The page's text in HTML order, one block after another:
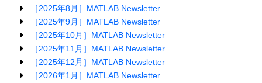
［2025年8月］MATLAB Newsletter
［2025年9月］MATLAB Newsletter
［2025年10月］MATLAB Newsletter
［2025年11月］MATLAB Newsletter
［2025年12月］MATLAB Newsletter
［2026年1月］MATLAB Newsletter